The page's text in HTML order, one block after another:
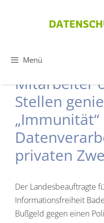
Menü
Mitarbeiter
Stellen
privaten
Der Landesbeauftragte
Informationsfreiheit
Bußgeld gegen einen